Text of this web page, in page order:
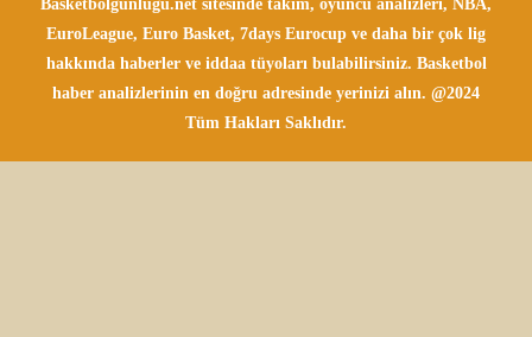
Basketbolgunlugu.net sitesinde takım, oyuncu analizleri, NBA,
EuroLeague, Euro Basket, 7days Eurocup ve daha bir çok lig
hakkında haberler ve iddaa tüyoları bulabilirsiniz. Basketbol
haber analizlerinin en doğru adresinde yerinizi alın. @2024
Tüm Hakları Saklıdır.